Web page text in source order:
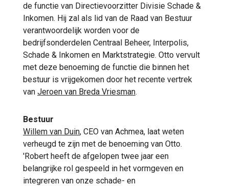
de functie van Directievoorzitter Divisie Schade &
Inkomen. Hij zal als lid van de Raad van Bestuur
verantwoordelijk worden voor de
bedrijfsonderdelen Centraal Beheer, Interpolis,
Schade & Inkomen en Marktstrategie. Otto vervult
met deze benoeming de functie die binnen het
bestuur is vrijgekomen door het recente vertrek
van Jeroen van Breda Vriesman.
Bestuur
Willem van Duin, CEO van Achmea, laat weten
verheugd te zijn met de benoeming van Otto.
'Robert heeft de afgelopen twee jaar een
belangrijke rol gespeeld in het vormgeven en
integreren van onze schade- en